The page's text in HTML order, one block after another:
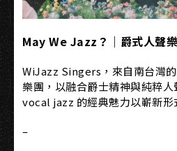
May We Jazz？｜爵式人聲
WiJazz Singers，來自南台灣
樂團，以融合爵士精神與純粹
vocal jazz 的經典魅力以嶄新形
–